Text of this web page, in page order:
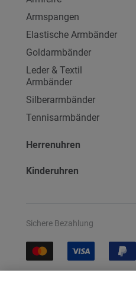
Armspangen
Elastische Armbänder
Goldarmbänder
Leder & Textil
Armbänder
Silberarmbänder
Tennisarmbänder
Herrenuhren
Kinderuhren
Sichere Bezahlung